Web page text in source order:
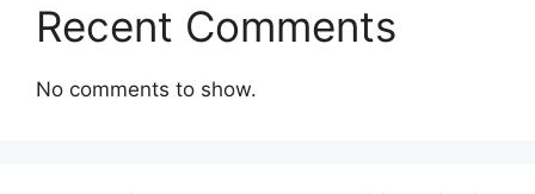
Recent Comments
No comments to show.